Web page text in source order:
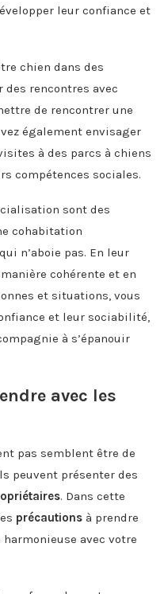
leur confiance et
chien dans des
rencontres avec
de rencontrer une
également envisager
à des parcs à chiens
compétences sociales.
sont des
cohabitation
n’aboie pas. En leur
cohérente et en
et situations, vous
et leur sociabilité,
à s’épanouir
avec les
pas semblent être de
peuvent présenter des
. Dans cette
précautions à prendre
avec votre